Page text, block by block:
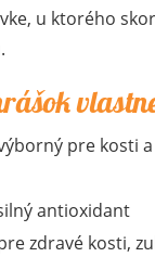
u ktorého
pre kosti
antioxidant
zdravé kosti,